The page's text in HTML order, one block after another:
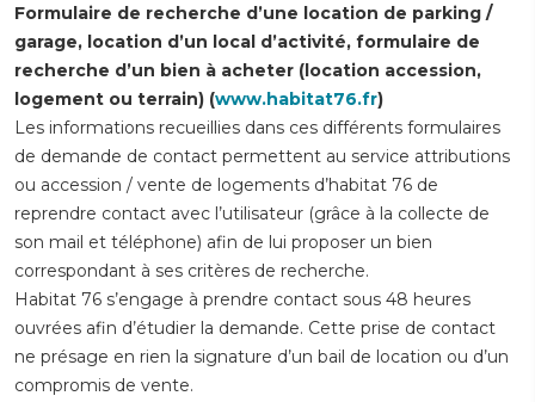
Formulaire de recherche d’une location de parking /
garage, location d’un local d’activité, formulaire de
recherche d’un bien à acheter (location accession,
logement ou terrain) (www.habitat76.fr)
Les informations recueillies dans ces différents formulaires
de demande de contact permettent au service attributions
ou accession / vente de logements d’habitat 76 de
reprendre contact avec l’utilisateur (grâce à la collecte de
son mail et téléphone) afin de lui proposer un bien
correspondant à ses critères de recherche.
Habitat 76 s’engage à prendre contact sous 48 heures
ouvrées afin d’étudier la demande. Cette prise de contact
ne présage en rien la signature d’un bail de location ou d’un
compromis de vente.